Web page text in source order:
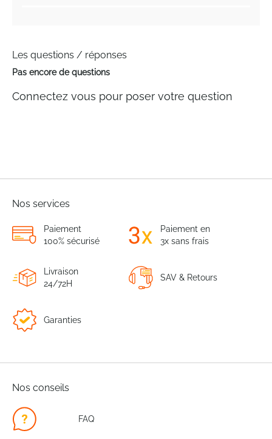
Les questions / réponses
Pas encore de questions
Connectez vous pour poser votre question
Nos services
Paiement
100% sécurisé
Paiement en
3x sans frais
Livraison
24/72H
SAV & Retours
Garanties
Nos conseils
FAQ